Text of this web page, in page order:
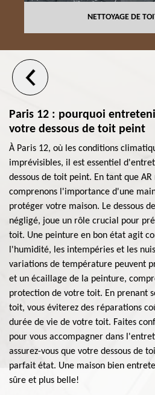
NETTOYAGE DE
Paris 12 : pourquoi
votre dessous de toit peint
À Paris 12, où les conditions
imprévisibles, il est essentiel
dessous de toit peint. En tant que
comprenons l'importance d'une
protéger votre maison. Le dessous
négligé, joue un rôle crucial pour
toit. Une peinture en bon état agit
l'humidité, les intempéries et les
variations de température peuvent
et un écaillage de la peinture,
protection de votre toit. En prenant
toit, vous éviterez des réparations
durée de vie de votre toit. Faites
pour vous accompagner dans
assurez-vous que votre dessous de
parfait état. Une maison bien
sûre et plus belle!